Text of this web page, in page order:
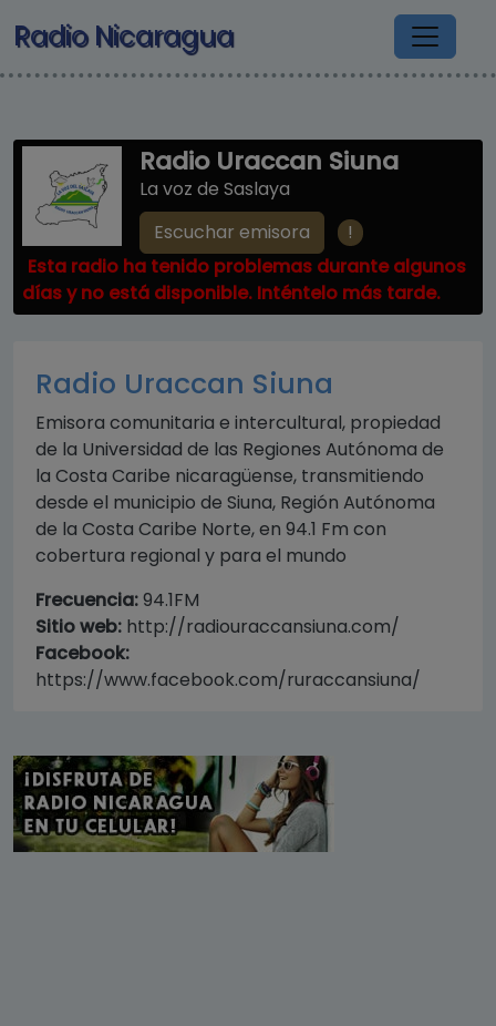
Pasar al contenido principal
Radio Nicaragua
Radio Uraccan Siuna
La voz de Saslaya
Escuchar emisora
!
Esta radio ha tenido problemas durante algunos
días y no está disponible. Inténtelo más tarde.
Radio Uraccan Siuna
Emisora comunitaria e intercultural, propiedad
de la Universidad de las Regiones Autónoma de
la Costa Caribe nicaragüense, transmitiendo
desde el municipio de Siuna, Región Autónoma
de la Costa Caribe Norte, en 94.1 Fm con
cobertura regional y para el mundo
Frecuencia:94.1FM
Sitio web: http://radiouraccansiuna.com/
Facebook:
https://www.facebook.com/ruraccansiuna/